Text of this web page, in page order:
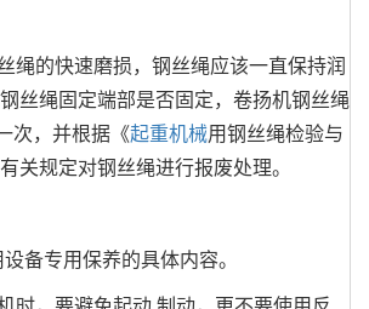
的快速磨损，钢丝绳应该一直保持润
丝绳固定端部是否固定，卷扬机钢丝绳
次，并根据《起重机械用钢丝绳检验与
关规定对钢丝绳进行报废处理。
专用保养的具体内容。